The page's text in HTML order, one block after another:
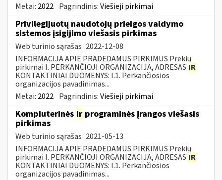
Metai: 2022 Pagrindinis:Viešieji pirkimai
Privilegijuotų naudotojų prieigos valdymo
sistemos įsigijimo viešasis pirkimas
Web turinio sąrašas 2022-12-08
INFORMACIJA APIE PRADEDAMUS PIRKIMUS Prekių
pirkimai I. PERKANČIOJI ORGANIZACIJA, ADRESAS IR
KONTAKTINIAI DUOMENYS: I.1. Perkančiosios
organizacijos pavadinimas...
Metai: 2022 Pagrindinis:Viešieji pirkimai
Kompiuterinės ir programinės įrangos viešasis
pirkimas
Web turinio sąrašas 2021-05-13
INFORMACIJA APIE PRADEDAMUS PIRKIMUS Prekių
pirkimai I. PERKANČIOJI ORGANIZACIJA, ADRESAS IR
KONTAKTINIAI DUOMENYS: I.1. Perkančiosios
organizacijos pavadinimas...